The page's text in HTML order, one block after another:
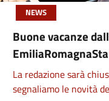
NEWS
Buone vacanze
La redazione sarà
segnaliamo le novità